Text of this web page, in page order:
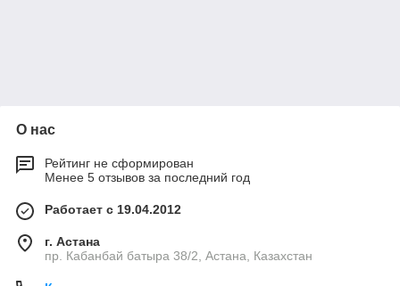
О нас
Рейтинг не сформирован
Менее 5 отзывов за последний год
Работает с 19.04.2012
г. Астана
пр. Кабанбай батыра 38/2, Астана, Казахстан